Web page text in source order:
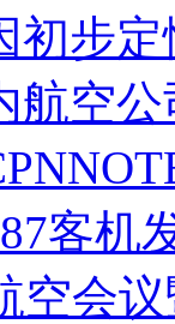
初步
航空
客机
空会